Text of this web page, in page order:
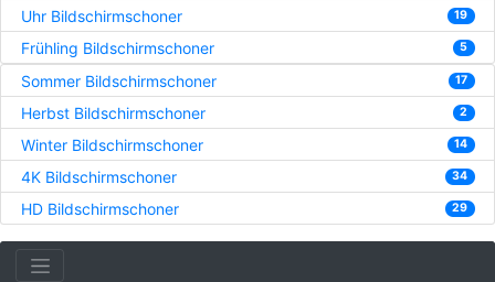
Uhr Bildschirmschoner 19
Frühling Bildschirmschoner 5
Sommer Bildschirmschoner 17
Herbst Bildschirmschoner 2
Winter Bildschirmschoner 14
4K Bildschirmschoner 34
HD Bildschirmschoner 29